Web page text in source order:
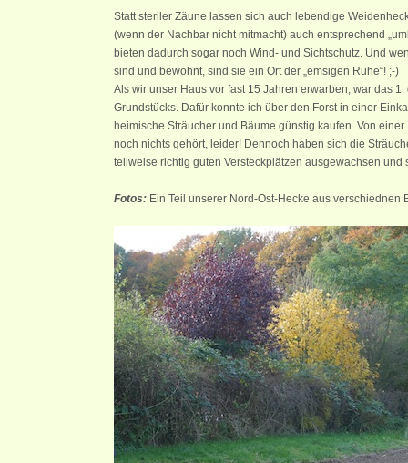
Statt steriler Zäune lassen sich auch lebendige
(wenn der Nachbar nicht mitmacht) auch entsprechend
bieten dadurch sogar noch Wind- und Sichtschutz. Und
sind und bewohnt, sind sie ein Ort der „emsigen Ruhe“! ;-)
Als wir unser Haus vor fast 15 Jahren erwarben, war das
Grundstücks. Dafür konnte ich über den Forst in einer
heimische Sträucher und Bäume günstig kaufen. Von
noch nichts gehört, leider! Dennoch haben sich die
teilweise richtig guten Versteckplätzen ausgewachsen und
Fotos: Ein Teil unserer Nord-Ost-Hecke aus verschiednen